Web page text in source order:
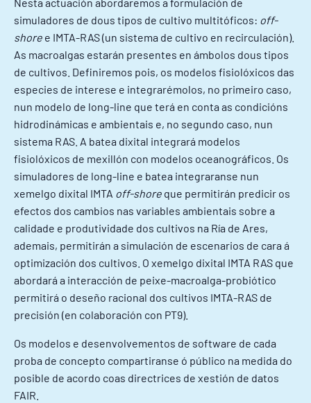
simuladores de dous tipos de cultivo multitóficos: off-
shore e IMTA-RAS (un sistema de cultivo en recirculación).
As macroalgas estarán presentes en ámbolos dous tipos
de cultivos. Definiremos pois, os modelos fisiolóxicos das
especies de interese e integrarémolos, no primeiro caso,
nun modelo de long-line que terá en conta as condicións
hidrodinámicas e ambientais e, no segundo caso, nun
sistema RAS. A batea dixital integrará modelos
fisiolóxicos de mexillón con modelos oceanográficos. Os
simuladores de long-line e batea integraranse nun
xemelgo dixital IMTA off-shore que permitirán predicir os
efectos dos cambios nas variables ambientais sobre a
calidade e produtividade dos cultivos na Ría de Ares,
ademais, permitirán a simulación de escenarios de cara á
optimización dos cultivos. O xemelgo dixital IMTA RAS que
abordará a interacción de peixe-macroalga-probiótico
permitirá o deseño racional dos cultivos IMTA-RAS de
precisión (en colaboración con PT9).
Os modelos e desenvolvementos de software de cada
proba de concepto compartiranse ó público na medida do
posible de acordo coas directrices de xestión de datos
FAIR.